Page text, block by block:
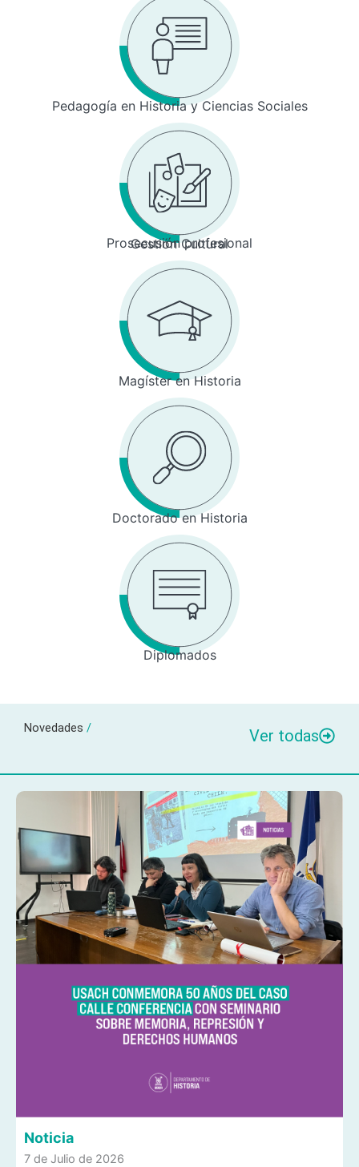
Pedagogía en Historia y Ciencias Sociales
Prosecusión profesional
Gestión Cultural
Magíster en Historia
Doctorado en Historia
Diplomados
Novedades / Ver todas
Noticia
7 de Julio de 2026